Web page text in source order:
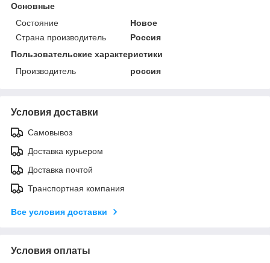
Основные
Состояние
Новое
Страна производитель
Россия
Пользовательские характеристики
Производитель
россия
Условия доставки
Самовывоз
Доставка курьером
Доставка почтой
Транспортная компания
Все условия доставки
Условия оплаты